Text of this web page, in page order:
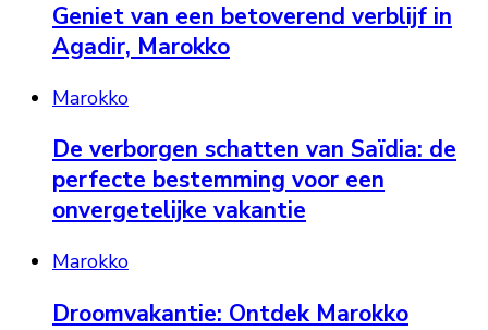
Geniet van een betoverend verblijf in
Agadir, Marokko
Marokko
De verborgen schatten van Saïdia: de
perfecte bestemming voor een
onvergetelijke vakantie
Marokko
Droomvakantie: Ontdek Marokko